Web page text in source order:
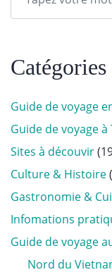
Catégories
Guide de voyage
Guide de voyage à
Sites à découvir
Culture & Histoire
Gastronomie &
Infomations
Guide de voyage
Nord du